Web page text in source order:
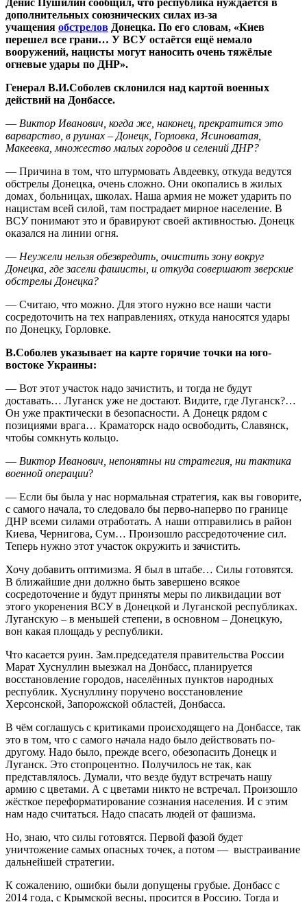
дополнительных союзнических силах из-за
учащения обстрелов Донецка. По его словам, «Киев
перешел все грани… У ВСУ остаётся ещё немало
вооружений, нацисты могут наносить очень тяжёлые
огневые удары по ДНР».
Генерал В.И.Соболев склонился над картой военных
действий на Донбассе.
— Виктор Иванович, когда же, наконец, прекратится это
варварство, в руинах – Донецк, Горловка, Ясиноватая,
Макеевка, множество малых городов и селений ДНР?
— Причина в том, что штурмовать Авдеевку, откуда ведутся
обстрелы Донецка, очень сложно. Они окопались в жилых
домах¸ больницах, школах. Наша армия не может ударить по
нацистам всей силой, там пострадает мирное население. В
ВСУ понимают это и бравируют своей активностью. Донецк
оказался на линии огня.
— Неужели нельзя обезвредить, очистить зону вокруг
Донецка, где засели фашисты, и откуда совершают зверские
обстрелы Донецка?
— Считаю, что можно. Для этого нужно все наши части
сосредоточить на тех направлениях, откуда наносятся удары
по Донецку, Горловке.
В.Соболев указывает на карте горячие точки на юго-
востоке Украины:
— Вот этот участок надо зачистить, и тогда не будут
доставать… Луганск уже не достают. Видите, где Луганск?…
Он уже практически в безопасности. А Донецк рядом с
позициями врага… Краматорск надо освободить, Славянск,
чтобы сомкнуть кольцо.
— Виктор Иванович, непонятны ни стратегия, ни тактика
военной операции?
— Если бы была у нас нормальная стратегия, как вы говорите,
с самого начала, то следовало бы перво-наперво по границе
ДНР всеми силами отработать. А наши отправились в район
Киева, Чернигова, Сум… Произошло рассредоточение сил.
Теперь нужно этот участок окружить и зачистить.
Хочу добавить оптимизма. Я был в штабе… Силы готовятся.
В ближайшие дни должно быть завершено всякое
сосредоточение и будут приняты меры по ликвидации вот
этого укоренения ВСУ в Донецкой и Луганской республиках.
Луганскую – в меньшей степени, в основном – Донецкую,
вон какая площадь у республики.
Что касается руин. Зам.председателя правительства России
Марат Хуснуллин выезжал на Донбасс, планируется
восстановление городов, населённых пунктов народных
республик. Хуснуллину поручено восстановление
Херсонской, Запорожской областей, Донбасса.
В чём соглашусь с критиками происходящего на Донбассе, так
это в том, что с самого начала надо было действовать по-
другому. Надо было, прежде всего, обезопасить Донецк и
Луганск. Это стопроцентно. Получилось не так, как
представлялось. Думали, что везде будут встречать нашу
армию с цветами. А с цветами никто не встречал. Произошло
жёсткое переформатирование сознания населения. И с этим
нам надо считаться. Надо спасать людей от фашизма.
Но, знаю, что силы готовятся. Первой фазой будет
уничтожение самых опасных точек, а потом — выстраивание
дальнейшей стратегии.
К сожалению, ошибки были допущены грубые. Донбасс с
2014 года, с Крымской весны, просится в Россию. Тогда и